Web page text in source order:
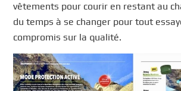
vêtements pour courir en restant au
du temps à se changer pour tout
compromis sur la qualité.